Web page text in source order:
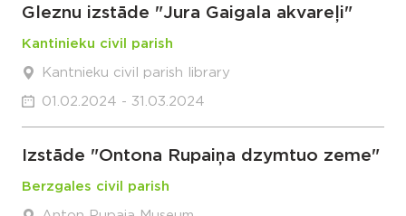
Gleznu izstāde "Jura Gaigala akvareļi"
Kantinieku civil parish
Kantnieku civil parish library
01.02.2024 - 31.03.2024
Izstāde "Ontona Rupaiņa dzymtuo zeme"
Berzgales civil parish